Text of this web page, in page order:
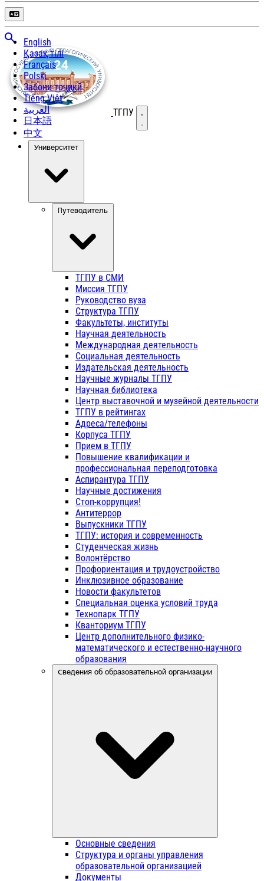
English
Қазақ тілі
Français
Polski
Забони тоҷикӣ
Tiếng Việt
العربية
日本語
中文
ТГПУ Открыть меню
Университет
Путеводитель
ТГПУ в СМИ
Миссия ТГПУ
Руководство вуза
Структура ТГПУ
Факультеты, институты
Научная деятельность
Международная деятельность
Социальная деятельность
Издательская деятельность
Научные журналы ТГПУ
Научная библиотека
Центр выставочной и музейной деятельности
ТГПУ в рейтингах
Адреса/телефоны
Корпуса ТГПУ
Прием в ТГПУ
Повышение квалификации и
профессиональная переподготовка
Аспирантура ТГПУ
Научные достижения
Стоп-коррупция!
Антитеррор
Выпускники ТГПУ
ТГПУ: история и современность
Студенческая жизнь
Волонтёрство
Профориентация и трудоустройство
Инклюзивное образование
Новости факультетов
Специальная оценка условий труда
Технопарк ТГПУ
Кванториум ТГПУ
Центр дополнительного физико-
математического и естественно-научного
образования
Сведения об образовательной организации
Основные сведения
Структура и органы управления
образовательной организацией
Документы